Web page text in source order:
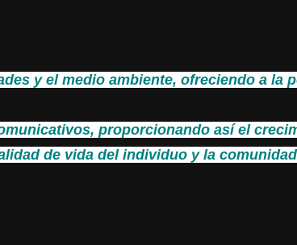
y el medio ambiente, ofreciendo a la
proporcionando así el
de vida del individuo y la